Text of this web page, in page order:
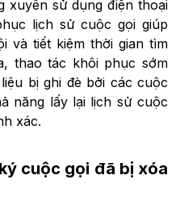
xuyên sử dụng điện thoại
lịch sử cuộc gọi giúp
và tiết kiệm thời gian tìm
thao tác khôi phục sớm
bị ghi đè bởi các cuộc
năng lấy lại lịch sử cuộc
xác.
cuộc gọi đã bị xóa